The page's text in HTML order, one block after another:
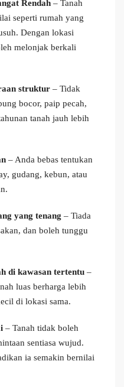
Rendah – Tanah
seperti rumah yang
Dengan lokasi
melonjak berkali
struktur – Tidak
bocor, paip pecah,
tanah jauh lebih
– Anda bebas tentukan
gudang, kebun, atau
yang tenang – Tiada
dan boleh tunggu
di kawasan tertentu –
luas berharga lebih
di lokasi sama.
– Tanah tidak boleh
sentiasa wujud.
ia semakin bernilai